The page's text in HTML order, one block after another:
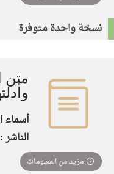
نسخة واحدة متوفرة
متن
الناشر :
مزيد من المعلومات